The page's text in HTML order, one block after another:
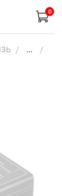
0
...